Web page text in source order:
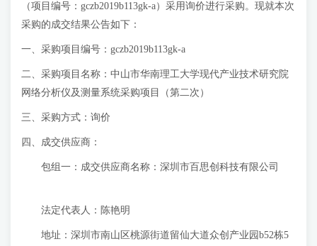
（项目编号：gczb2019b113gk-a）采用询价进行采购。现就本次
采购的成交结果公告如下：
一、采购项目编号：gczb2019b113gk-a
二、采购项目名称：中山市华南理工大学现代产业技术研究院
网络分析仪及测量系统采购项目（第二次）
三、采购方式：询价
四、成交供应商：
包组一：成交供应商名称：深圳市百思创科技有限公司
法定代表人：陈艳明
地址：深圳市南山区桃源街道留仙大道众创产业园b52栋5